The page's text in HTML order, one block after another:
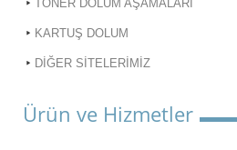
TONER DOLUM AŞAMALARI
KARTUŞ DOLUM
DİĞER SİTELERİMİZ
Ürün ve Hizmetler